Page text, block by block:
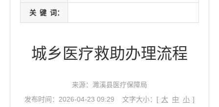
关 键 词：
城乡医疗救助办理流程
来源：濉溪县医疗保障局
发布时间：2026-04-23 09:29
文字大小：[ 大 中 小 ]